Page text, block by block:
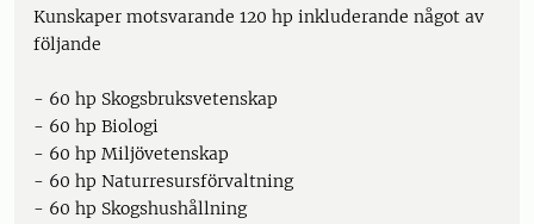
Kunskaper motsvarande 120 hp inkluderande något av
följande
- 60 hp Skogsbruksvetenskap
- 60 hp Biologi
- 60 hp Miljövetenskap
- 60 hp Naturresursförvaltning
- 60 hp Skogshushållning